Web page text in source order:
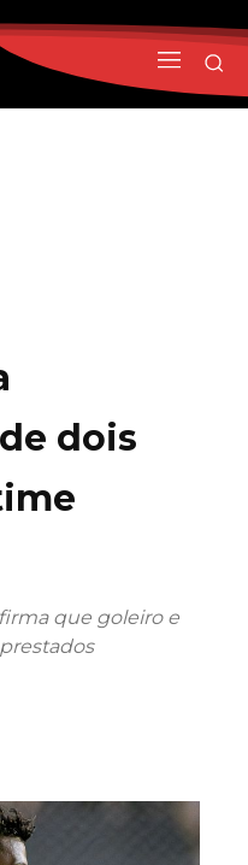
dois
que goleiro e